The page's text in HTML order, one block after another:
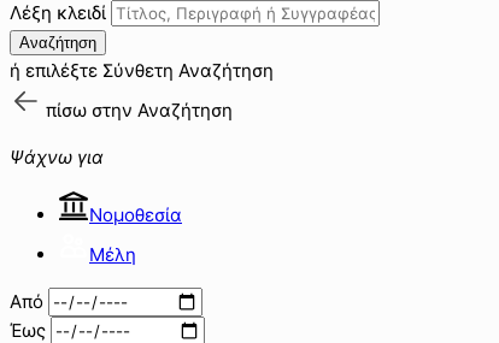
Λέξη κλειδί
Αναζήτηση
ή επιλέξτε Σύνθετη Αναζήτηση
πίσω στην Αναζήτηση
Ψάχνω για
Νομοθεσία
Μέλη
Από
Έως